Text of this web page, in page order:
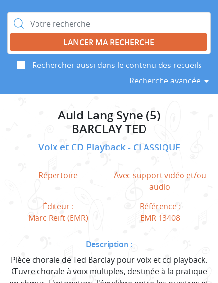
Rechercher :
Rechercher aussi dans le contenu des recueils
Recherche avancée
Auld Lang Syne (5)
BARCLAY TED
Voix et CD Playback CLASSIQUE
Répertoire
Avec support vidéo et/ou
audio
Éditeur :
Marc Reift (EMR)
Référence :
EMR 13408
Description :
Pièce chorale de Ted Barclay pour voix et cd playback.
Œuvre chorale à voix multiples, destinée à la pratique